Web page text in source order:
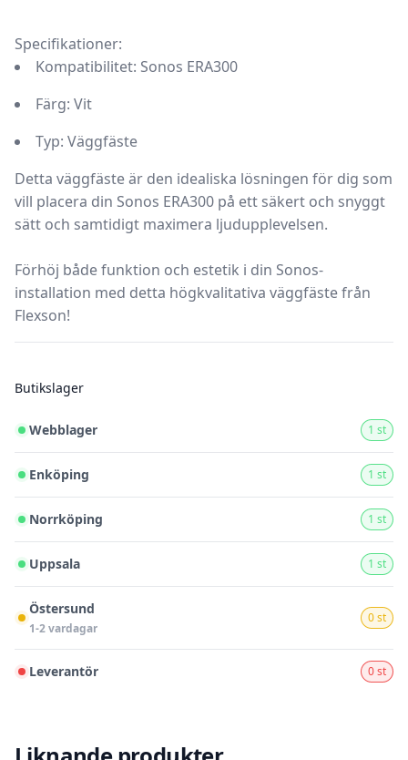
Specifikationer:
Kompatibilitet: Sonos ERA300
Färg: Vit
Typ: Väggfäste
Detta väggfäste är den idealiska lösningen för dig som
vill placera din Sonos ERA300 på ett säkert och snyggt
sätt och samtidigt maximera ljudupplevelsen.
Förhöj både funktion och estetik i din Sonos-
installation med detta högkvalitativa väggfäste från
Flexson!
Butikslager
Webblager 1 st
Enköping 1 st
Norrköping 1 st
Uppsala 1 st
Östersund
1-2 vardagar
0 st
Leverantör 0 st